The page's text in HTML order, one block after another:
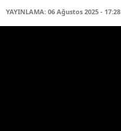
YAYINLAMA: 06 Ağustos 2025 - 17:28